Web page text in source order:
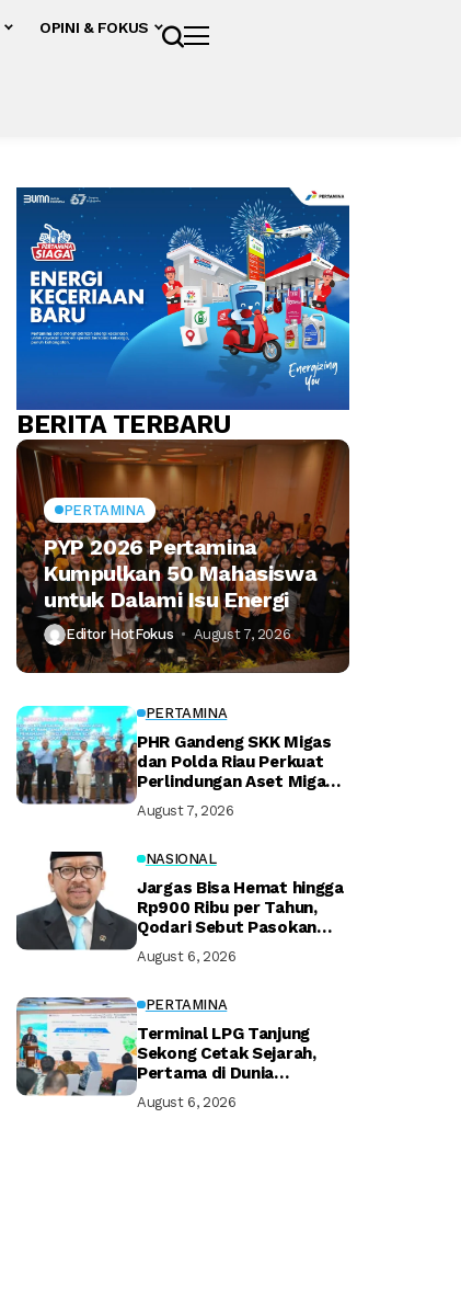
OPINI & FOKUS
BERITA TERBARU
PERTAMINA
PYP 2026 Pertamina
Kumpulkan 50 Mahasiswa
untuk Dalami Isu Energi
Editor HotFokus August 7, 2026
PERTAMINA
PHR Gandeng SKK Migas
dan Polda Riau Perkuat
Perlindungan Aset Migas
August 7, 2026
NASIONAL
Jargas Bisa Hemat hingga
Rp900 Ribu per Tahun,
Qodari Sebut Pasokan
August 6, 2026
PERTAMINA
Terminal LPG Tanjung
Sekong Cetak Sejarah,
Pertama di Dunia
Terminal
August 6, 2026